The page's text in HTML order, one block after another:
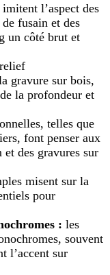
l’aspect des
fusain et des
un côté brut et
gravure sur bois,
la profondeur et
telles que
font penser aux
des gravures sur
misent sur la
pour
: les
souvent
l’accent sur